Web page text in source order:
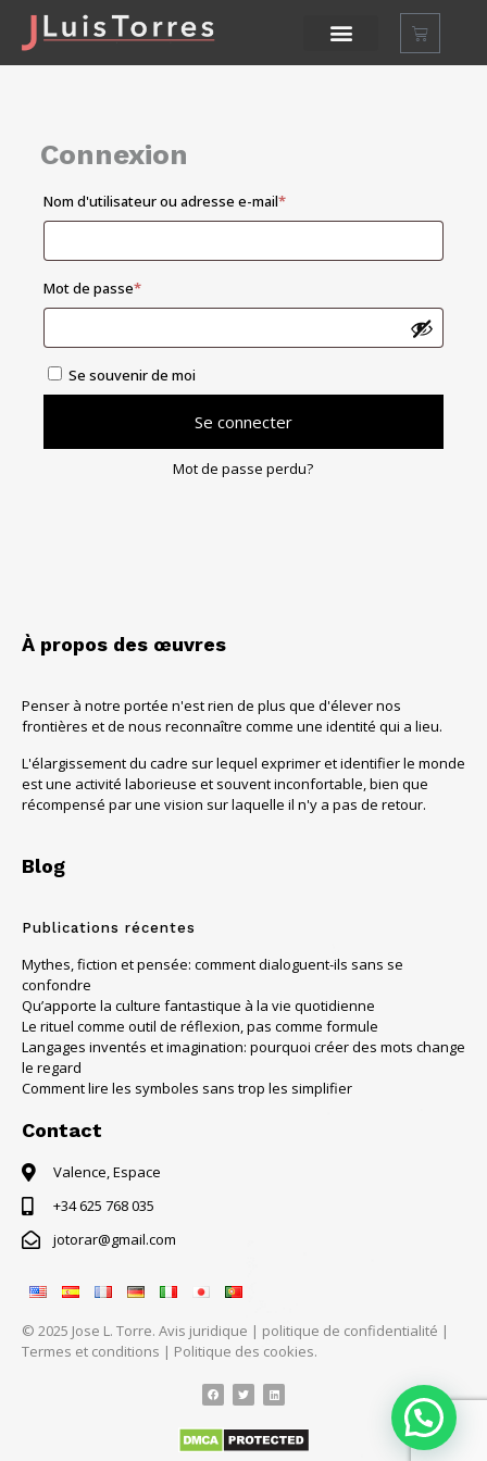
Connexion
Nom d'utilisateur ou adresse e-mail*
Mot de passe*
Se souvenir de moi
Se connecter
Mot de passe perdu?
À propos des œuvres
Penser à notre portée n'est rien de plus que d'élever nos
frontières et de nous reconnaître comme une identité qui a lieu.
L'élargissement du cadre sur lequel exprimer et identifier le monde
est une activité laborieuse et souvent inconfortable, bien que
récompensé par une vision sur laquelle il n'y a pas de retour.
Blog
Publications récentes
Mythes, fiction et pensée: comment dialoguent-ils sans se
confondre
Qu’apporte la culture fantastique à la vie quotidienne
Le rituel comme outil de réflexion, pas comme formule
Langages inventés et imagination: pourquoi créer des mots change
le regard
Comment lire les symboles sans trop les simplifier
Contact
Valence, Espace
+34 625 768 035
jotorar@gmail.com
© 2025 Jose L. Torre. Avis juridique | politique de confidentialité |
Termes et conditions | Politique des cookies.